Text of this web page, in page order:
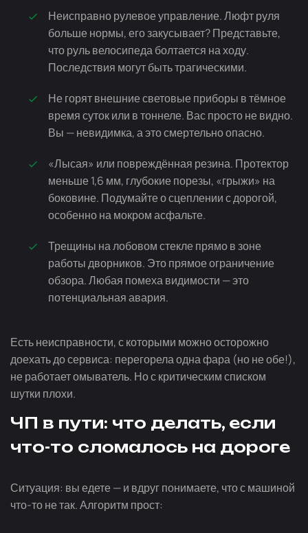
Неисправно рулевое управление. Люфт руля
больше нормы, его закусывает? Представьте,
что руль велосипеда болтается на ходу.
Последствия могут быть трагическими.
Не горят внешние световые приборы в тёмное
время суток или в тоннеле. Вас просто не видно.
Вы — невидимка, а это смертельно опасно.
«Лысая» или повреждённая резина. Протектор
меньше 1,6 мм, глубокие порезы, «грыжи» на
боковине. Подумайте о сцеплении с дорогой,
особенно на мокром асфальте.
Трещины на лобовом стекле прямо в зоне
работы дворников. Это прямое ограничение
обзора. Любая помеха видимости — это
потенциальная авария.
Есть неисправности, с которыми можно осторожно
доехать до сервиса: перегорела одна фара (но не обе!),
не работает омыватель. Но с критическим списком
шутки плохи.
ЧП в пути: что делать, если
что-то сломалось на дороге
Ситуация: вы едете — и вдруг понимаете, что с машиной
что-тоне так. Алгоритм прост: